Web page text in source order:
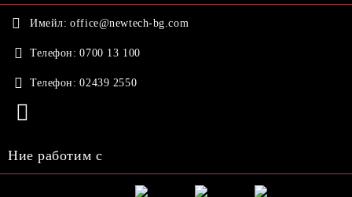
Имейл: office@newtech-bg.com
Телефон: 0700 13 100
Телефон: 02439 2550
Ние работим с